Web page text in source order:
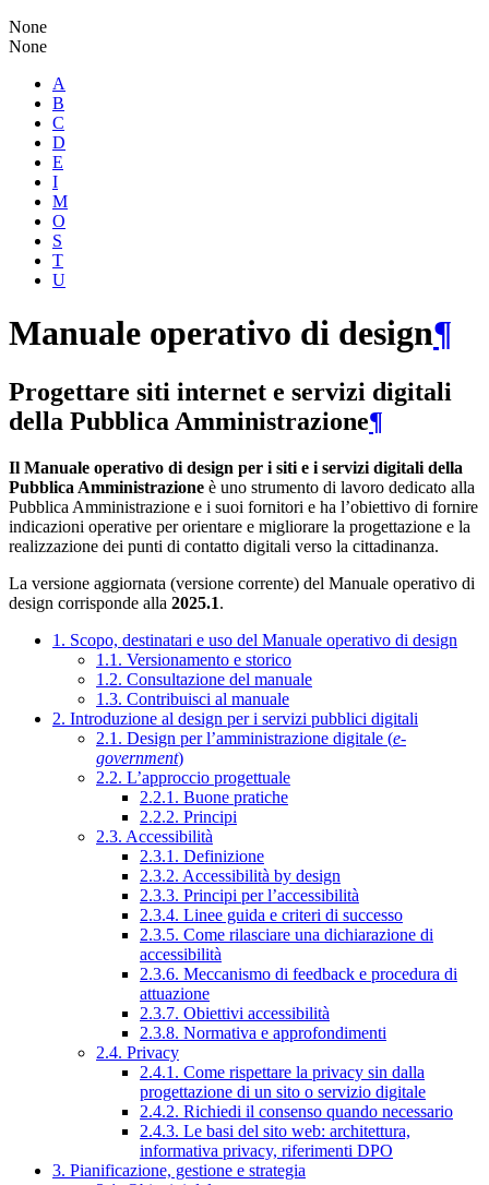
None
None
A
B
C
D
E
I
M
O
S
T
U
Manuale operativo di design¶
Progettare siti internet e servizi digitali
della Pubblica Amministrazione¶
Il Manuale operativo di design per i siti e i servizi digitali della
Pubblica Amministrazione è uno strumento di lavoro dedicato alla
Pubblica Amministrazione e i suoi fornitori e ha l’obiettivo di fornire
indicazioni operative per orientare e migliorare la progettazione e la
realizzazione dei punti di contatto digitali verso la cittadinanza.
La versione aggiornata (versione corrente) del Manuale operativo di
design corrisponde alla 2025.1.
1. Scopo, destinatari e uso del Manuale operativo di design
1.1. Versionamento e storico
1.2. Consultazione del manuale
1.3. Contribuisci al manuale
2. Introduzione al design per i servizi pubblici digitali
2.1. Design per l’amministrazione digitale (e-
government)
2.2. L’approccio progettuale
2.2.1. Buone pratiche
2.2.2. Principi
2.3. Accessibilità
2.3.1. Definizione
2.3.2. Accessibilità by design
2.3.3. Principi per l’accessibilità
2.3.4. Linee guida e criteri di successo
2.3.5. Come rilasciare una dichiarazione di
accessibilità
2.3.6. Meccanismo di feedback e procedura di
attuazione
2.3.7. Obiettivi accessibilità
2.3.8. Normativa e approfondimenti
2.4. Privacy
2.4.1. Come rispettare la privacy sin dalla
progettazione di un sito o servizio digitale
2.4.2. Richiedi il consenso quando necessario
2.4.3. Le basi del sito web: architettura,
informativa privacy, riferimenti DPO
3. Pianificazione, gestione e strategia